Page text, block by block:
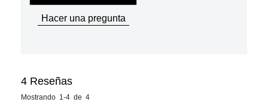
Hacer una pregunta
4 Reseñas
Mostrando 1-4 de 4